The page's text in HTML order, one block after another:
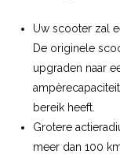
Uw scooter zal
De originele
upgraden naar
bereik heeft.
Grotere
meer dan 100